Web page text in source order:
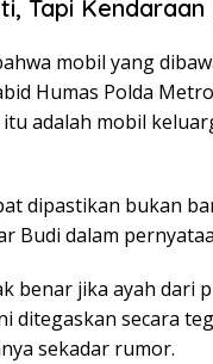
Tapi
mobil yang
Humas Polda
adalah mobil
dipastikan bukan
Budi dalam
benar jika ayah dari
ditegaskan secara
sekadar rumor.